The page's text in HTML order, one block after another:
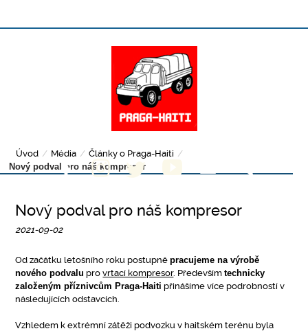
Úvod / Média / Články o Praga-Haiti /
Nový podval pro náš kompresor
Nový podval pro náš kompresor
2021-09-02
Od začátku letošního roku postupněpracujeme na výrobě
nového podvalu provrtací kompresor. Předevšímtechnicky
založeným příznivcům Praga-Haiti přinášíme více podrobností v
následujících odstavcích.
Vzhledem k extrémní zátěži podvozku v haitském terénu byla